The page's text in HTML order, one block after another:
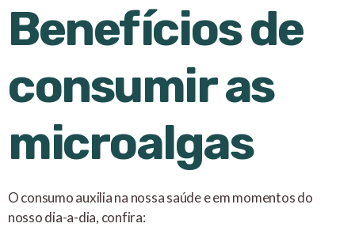
Benefícios de
consumir as
microalgas
O consumo auxilia na nossa saúde e em momentos do
nosso dia-a-dia, confira: